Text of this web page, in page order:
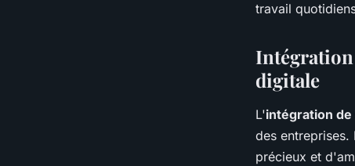
travail
digitale
L'intégration
des entreprises.
précieux et